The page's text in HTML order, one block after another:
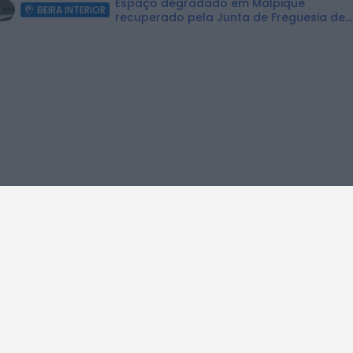
BEIRA INTERIOR
recuperado pela Junta de Freguesia de